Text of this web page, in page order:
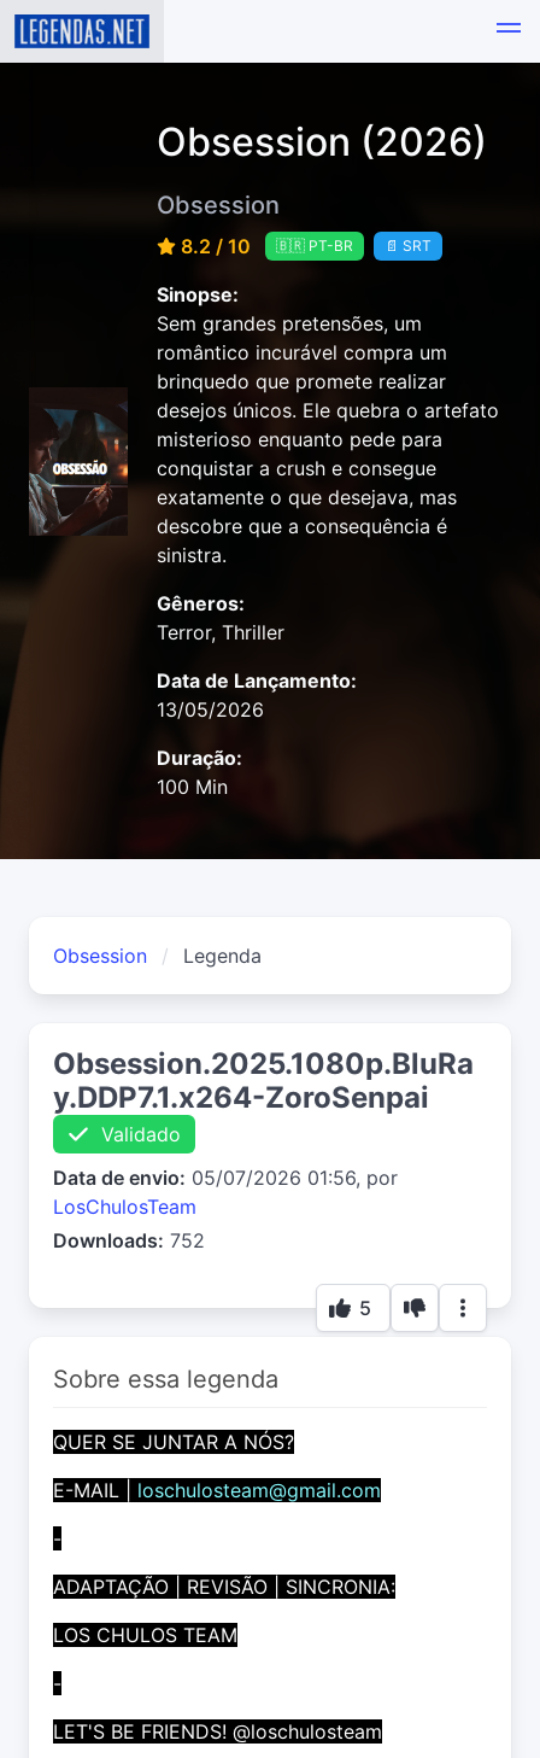
Obsession (2026)
Obsession
8.2 / 10 🇧🇷 PT-BR 📄 SRT
Sinopse:
Sem grandes pretensões, um
romântico incurável compra um
brinquedo que promete realizar
desejos únicos. Ele quebra o artefato
misterioso enquanto pede para
conquistar a crush e consegue
exatamente o que desejava, mas
descobre que a consequência é
sinistra.
Gêneros:
Terror, Thriller
Data de Lançamento:
13/05/2026
Duração:
100 Min
Obsession Legenda
Obsession.2025.1080p.BluRa
y.DDP7.1.x264-ZoroSenpai
Validado
Data de envio: 05/07/2026 01:56, por
LosChulosTeam
Downloads: 752
5
Sobre essa legenda
QUER SE JUNTAR A NÓS?
E-MAIL | loschulosteam@gmail.com
-
ADAPTAÇÃO | REVISÃO | SINCRONIA:
LOS CHULOS TEAM
-
LET'S BE FRIENDS! @loschulosteam